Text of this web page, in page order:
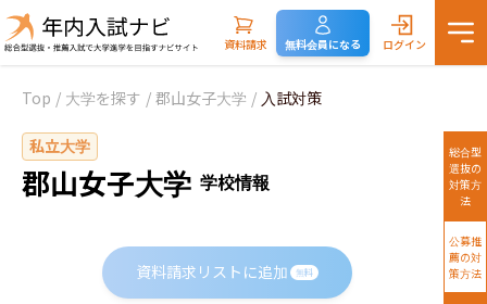
資料請求 無料会員になる ログイン
Top / 大学を探す / 郡山女子大学 / 入試対策
私立大学
郡山女子大学 学校情報
資料請求リストに追加 無料
総合型
選抜の
対策方
法
公募推
薦の対
策方法